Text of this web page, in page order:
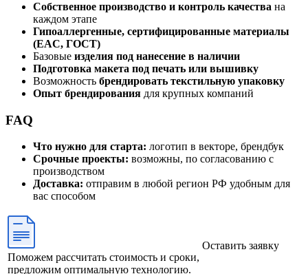
Собственное производство и контроль качества на
каждом этапе
Гипоаллергенные, сертифицированные материалы
(EAC, ГОСТ)
Базовые изделия под нанесение в наличии
Подготовка макета под печать или вышивку
Возможность брендировать текстильную упаковку
Опыт брендирования для крупных компаний
FAQ
Что нужно для старта: логотип в векторе, брендбук
Срочные проекты: возможны, по согласованию с
производством
Доставка: отправим в любой регион РФ удобным для
вас способом
Поможем рассчитать стоимость и сроки,
предложим оптимальную технологию.
Оставить заявку